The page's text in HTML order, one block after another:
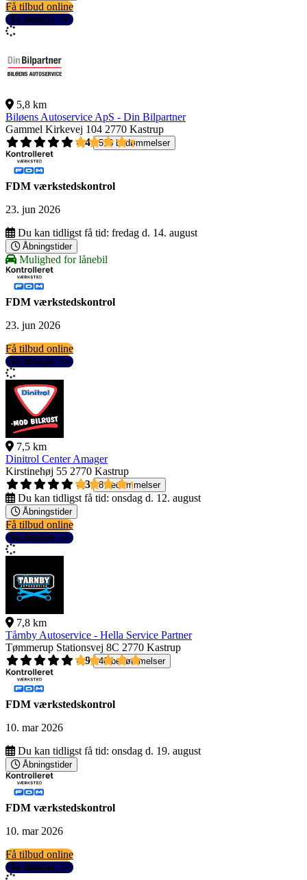
Få tilbud online
Se detaljer
5,8 km
Biløens Autoservice ApS - Din Bilpartner
Gammel Kirkevej 104 2770 Kastrup
4,4
518 bedømmelser
FDM værkstedskontrol
23. jun 2026
Du kan tidligst få tid: fredag d. 14. august
Åbningstider
Mulighed for lånebil
FDM værkstedskontrol
23. jun 2026
Få tilbud online
Se detaljer
7,5 km
Dinitrol Center Amager
Kirstinehøj 55 2770 Kastrup
4,3
8 bedømmelser
Du kan tidligst få tid: onsdag d. 12. august
Åbningstider
Få tilbud online
Se detaljer
7,8 km
Tårnby Autoservice - Hella Service Partner
Tømmerup Stationsvej 8C 2770 Kastrup
4,9
40 bedømmelser
FDM værkstedskontrol
10. mar 2026
Du kan tidligst få tid: onsdag d. 19. august
Åbningstider
FDM værkstedskontrol
10. mar 2026
Få tilbud online
Se detaljer